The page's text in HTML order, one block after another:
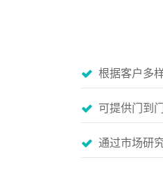
根据客户多
可提供门到
通过市场研